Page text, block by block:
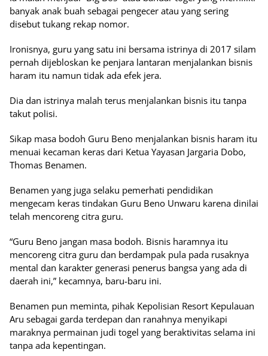
banyak anak buah sebagai pengecer atau yang sering
disebut tukang rekap nomor.
Ironisnya, guru yang satu ini bersama istrinya di 2017 silam
pernah dijebloskan ke penjara lantaran menjalankan bisnis
haram itu namun tidak ada efek jera.
Dia dan istrinya malah terus menjalankan bisnis itu tanpa
takut polisi.
Sikap masa bodoh Guru Beno menjalankan bisnis haram itu
menuai kecaman keras dari Ketua Yayasan Jargaria Dobo,
Thomas Benamen.
Benamen yang juga selaku pemerhati pendidikan
mengecam keras tindakan Guru Beno Unwaru karena dinilai
telah mencoreng citra guru.
“Guru Beno jangan masa bodoh. Bisnis haramnya itu
mencoreng citra guru dan berdampak pula pada rusaknya
mental dan karakter generasi penerus bangsa yang ada di
daerah ini,” kecamnya, baru-baru ini.
Benamen pun meminta, pihak Kepolisian Resort Kepulauan
Aru sebagai garda terdepan dan ranahnya menyikapi
maraknya permainan judi togel yang beraktivitas selama ini
tanpa ada kepentingan.